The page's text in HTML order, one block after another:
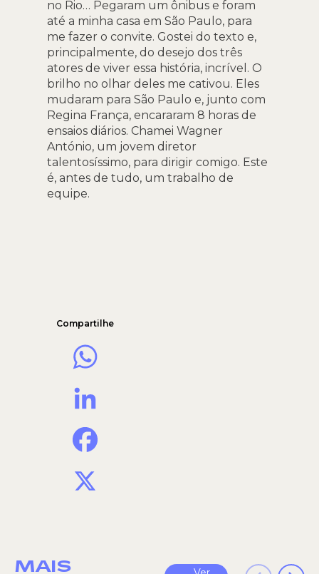
no Rio… Pegaram um ônibus e foram
até a minha casa em São Paulo, para
me fazer o convite. Gostei do texto e,
principalmente, do desejo dos três
atores de viver essa história, incrível. O
brilho no olhar deles me cativou. Eles
mudaram para São Paulo e, junto com
Regina França, encararam 8 horas de
ensaios diários. Chamei Wagner
António, um jovem diretor
talentosíssimo, para dirigir comigo. Este
é, antes de tudo, um trabalho de
equipe.
Compartilhe
MAIS